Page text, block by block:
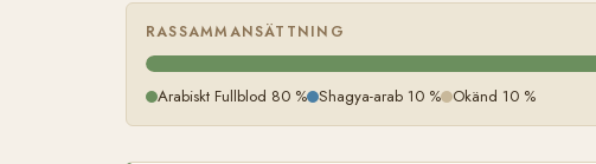
RASSAMMANSÄTTNING
Arabiskt Fullblod 80 % Shagya-arab 10 % Okänd 10 %